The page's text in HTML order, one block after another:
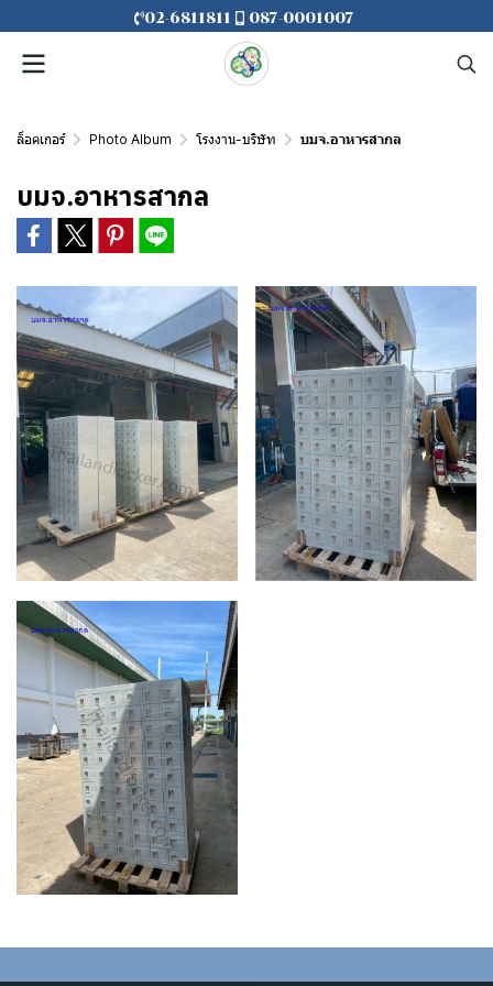
02-6811811 087-0001007
ล็อคเกอร์ Photo Album โรงงาน-บริษัท บมจ.อาหารสากล
บมจ.อาหารสากล